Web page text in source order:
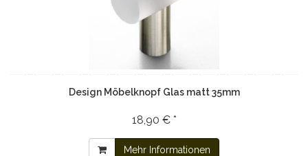
Design Möbelknopf Glas matt 35mm
18,90 € *
Mehr Informationen